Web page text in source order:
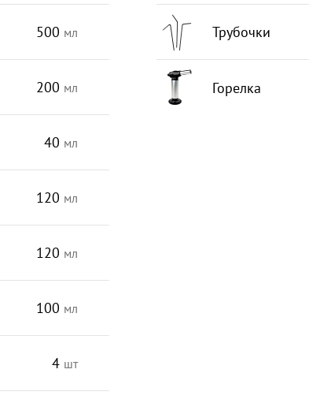
500 мл
200 мл
40 мл
120 мл
120 мл
100 мл
4 шт
Трубочки
Горелка